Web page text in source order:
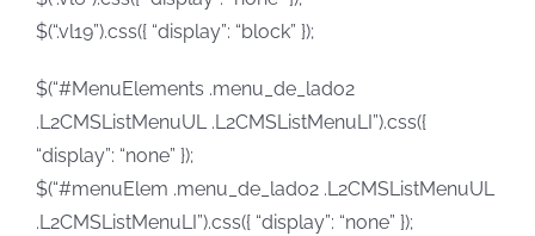
$(“.vl19”).css({ “display”: “block” });
$(“#MenuElements .menu_de_lado2
.L2CMSListMenuUL .L2CMSListMenuLI”).css({
“display”: “none” });
$(“#menuElem .menu_de_lado2 .L2CMSListMenuUL
.L2CMSListMenuLI”).css({ “display”: “none” });